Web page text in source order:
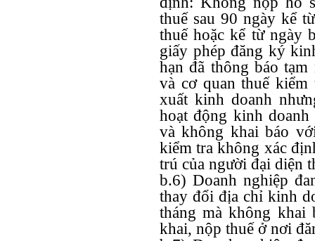
thuế sau 90 ngày kể
thuế hoặc kể từ ngày
giấy phép đăng ký
hạn đã thông báo
và cơ quan thuế kiểm
xuất kinh doanh
hoạt động kinh
và không khai báo
kiểm tra không xác
trú của người đại diện
b.6) Doanh nghiệp
thay đổi địa chỉ kinh
tháng mà không khai
khai, nộp thuế ở nơi